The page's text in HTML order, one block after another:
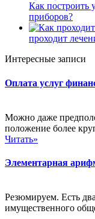
Как построить
приборов?
проходит
Интересные записи
Оплата услуг
Можно даже
положение более
Читать»
Элементарная
Резюмируем. Есть
имущественного